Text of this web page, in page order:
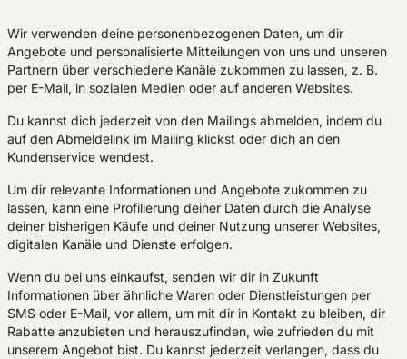
Wir verwenden deine personenbezogenen Daten, um dir
Angebote und personalisierte Mitteilungen von uns und unseren
Partnern über verschiedene Kanäle zukommen zu lassen, z. B.
per E-Mail, in sozialen Medien oder auf anderen Websites.
Du kannst dich jederzeit von den Mailings abmelden, indem du
auf den Abmeldelink im Mailing klickst oder dich an den
Kundenservice wendest.
Um dir relevante Informationen und Angebote zukommen zu
lassen, kann eine Profilierung deiner Daten durch die Analyse
deiner bisherigen Käufe und deiner Nutzung unserer Websites,
digitalen Kanäle und Dienste erfolgen.
Wenn du bei uns einkaufst, senden wir dir in Zukunft
Informationen über ähnliche Waren oder Dienstleistungen per
SMS oder E-Mail, vor allem, um mit dir in Kontakt zu bleiben, dir
Rabatte anzubieten und herauszufinden, wie zufrieden du mit
unserem Angebot bist. Du kannst jederzeit verlangen, dass du